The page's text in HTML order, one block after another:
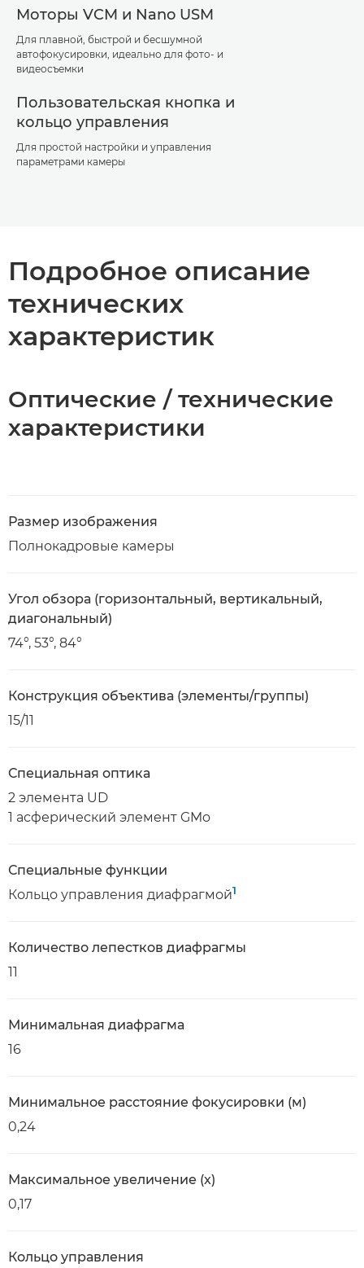
Моторы VCM и Nano USM
Для плавной, быстрой и бесшумной
автофокусировки, идеально для фото- и
видеосъемки
Пользовательская кнопка и
кольцо управления
Для простой настройки и управления
параметрами камеры
Подробное описание
технических
характеристик
Оптические / технические
характеристики
Размер изображения
Полнокадровые камеры
Угол обзора (горизонтальный, вертикальный,
диагональный)
74°, 53°, 84°
Конструкция объектива (элементы/группы)
15/11
Специальная оптика
2 элемента UD
1 асферический элемент GMo
Специальные функции
Кольцо управления диафрагмой1
Количество лепестков диафрагмы
11
Минимальная диафрагма
16
Минимальное расстояние фокусировки (м)
0,24
Максимальное увеличение (x)
0,17
Кольцо управления